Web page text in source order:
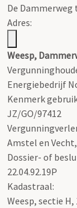
De Dammerweg
Adres:
Weesp,
Energiebedrijf
Kenmerk
JZ/GO/97412
Amstel en
Dossier- of
22.04.92.19P
Kadastraal:
Weesp, sectie H,